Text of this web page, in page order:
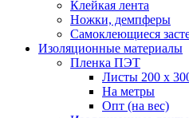
Клейкая лента
Ножки, демпферы
Самоклеющиеся
Изоляционные материалы
Пленка ПЭТ
Листы 200 х
На метры
Опт (на вес)